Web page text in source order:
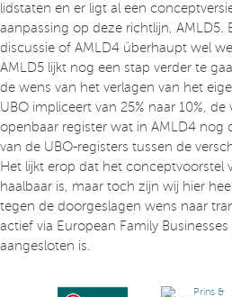
lidstaten en er ligt al een
aanpassing op deze richtlijn, AMLD5.
discussie of AMLD4 überhaupt wel
AMLD5 lijkt nog een stap verder te
de wens van het verlagen van het
UBO impliceert van 25% naar 10%,
openbaar register wat in AMLD4 nog
van de UBO-registers tussen de
Het lijkt erop dat het conceptvoorstel
haalbaar is, maar toch zijn wij hier
tegen de doorgeslagen wens naar
actief via European Family Businesses
aangesloten is.